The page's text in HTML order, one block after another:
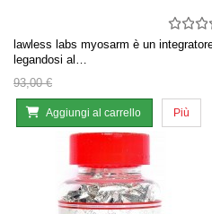
lawless labs myosarm è un
legandosi al…
93,00 €
Aggiungi al carrello Più